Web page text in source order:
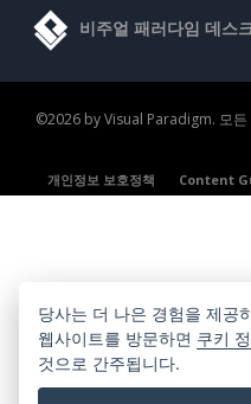
비주얼 패러다임 데스
©2026 by Visual Paradigm. 모든
개인정보 보호정책
Content
당사는 더 나은 경험을 제공
웹사이트를 방문하면 쿠키
것으로 간주됩니다.